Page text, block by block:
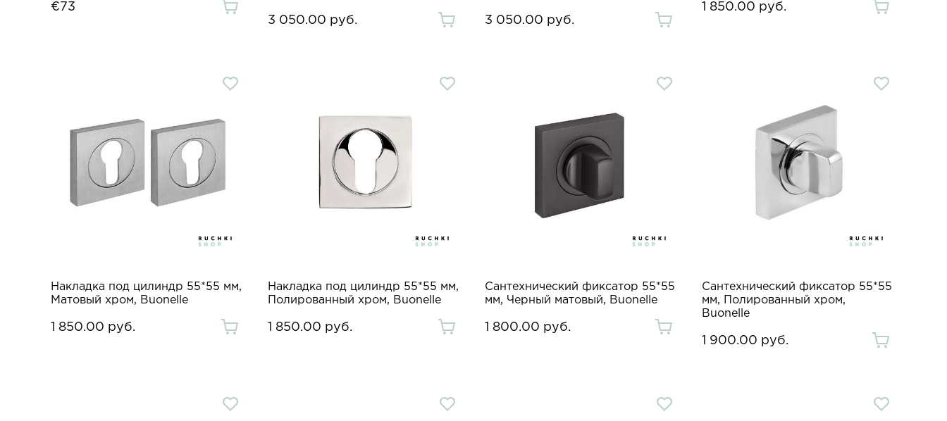
€73
3 050.00 руб. 3 050.00 руб.
1 850.00 руб.
Накладка под цилиндр 55*55 мм,
Матовый хром, Buonelle
1 850.00 руб.
Накладка под цилиндр 55*55 мм,
Полированный хром, Buonelle
1 850.00 руб.
Сантехнический фиксатор 55*55
мм, Черный матовый, Buonelle
1 800.00 руб.
Сантехнический фиксатор 55*55
мм, Полированный хром,
Buonelle
1 900.00 руб.